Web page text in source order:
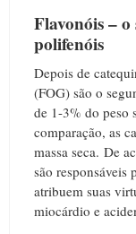
Flavonóis –
polifenóis
Depois de
(FOG) são o
de 1-3% do peso
comparação, as
massa seca. De
são responsáveis
atribuem suas
miocárdio e